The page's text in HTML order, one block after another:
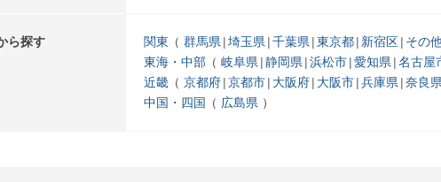
ら探す 関東 群馬県 埼玉県 千葉県 東京都 新宿区 その
東海・中部
岐阜県 静岡県 浜松市 愛知県 名古屋
近畿
京都府 京都市 大阪府 大阪市 兵庫県 奈良県
中国・四国
広島県